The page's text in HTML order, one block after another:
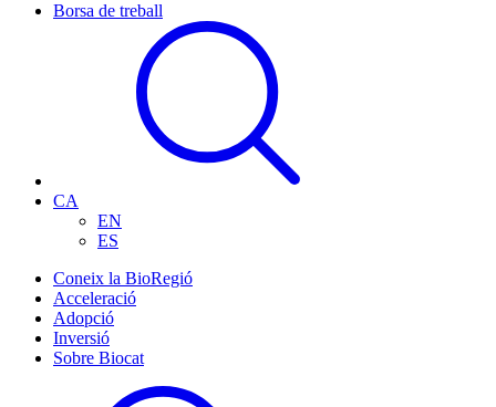
Borsa de treball
CA
EN
ES
Coneix la BioRegió
Acceleració
Adopció
Inversió
Sobre Biocat